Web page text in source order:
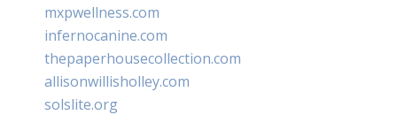
mxpwellness.com
infernocanine.com
thepaperhousecollection.com
allisonwillisholley.com
solslite.org